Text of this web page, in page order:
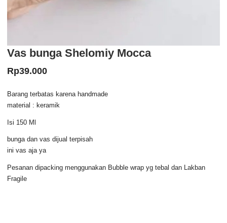
Vas bunga Shelomiy Mocca
Rp39.000
Barang terbatas karena handmade
material : keramik
Isi 150 Ml
bunga dan vas dijual terpisah
ini vas aja ya
Pesanan dipacking menggunakan Bubble wrap yg tebal dan Lakban
Fragile